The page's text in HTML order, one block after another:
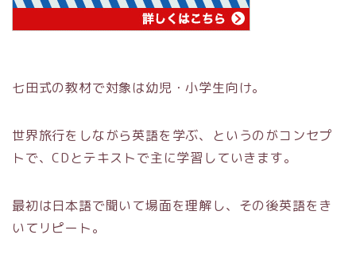
七田式の教材で対象は幼児・小学生向け。
世界旅行をしながら英語を学ぶ、というのがコンセプ
トで、CDとテキストで主に学習していきます。
最初は日本語で聞いて場面を理解し、その後英語をき
いてリピート。